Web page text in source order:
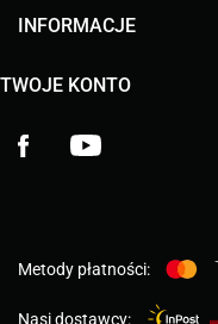
INFORMACJE
TWOJE KONTO
Facebook
Metody płatności:
Nasi dostawcy: